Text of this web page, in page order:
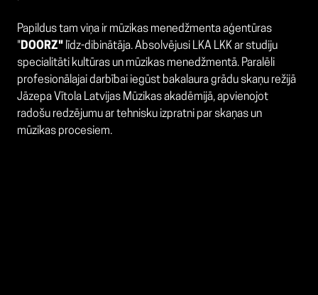
Papildus tam viņa ir mūzikas menedžmenta aģentūras
"DOORZ" līdz-dibinātāja. Absolvējusi LKA LKK ar studiju
specialitāti kultūras un mūzikas menedžmentā. Paralēli
profesionālajai darbībai iegūst bakalaura grādu skaņu režijā
Jāzepa Vītola Latvijas Mūzikas akadēmijā, apvienojot
radošu redzējumu ar tehnisku izpratni par skaņas un
mūzikas procesiem.